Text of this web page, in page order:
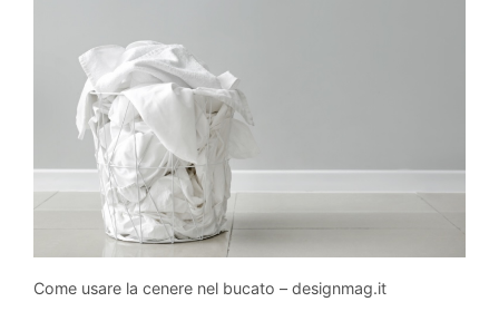
Come usare la cenere nel bucato – designmag.it